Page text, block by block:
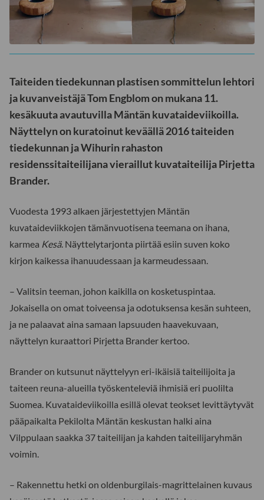
Taiteiden tiedekunnan plastisen sommittelun lehtori
ja kuvanveistäjä Tom Engblom on mukana 11.
kesäkuuta avautuvilla Mäntän kuvataideviikoilla.
Näyttelyn on kuratoinut keväällä 2016 taiteiden
tiedekunnan ja Wihurin rahaston
residenssitaiteilijana vieraillut kuvataiteilija Pirjetta
Brander.
Vuodesta 1993 alkaen järjestettyjen Mäntän
kuvataideviikkojen tämänvuotisena teemana on ihana,
karmea Kesä. Näyttelytarjonta piirtää esiin suven koko
kirjon kaikessa ihanuudessaan ja karmeudessaan.
– Valitsin teeman, johon kaikilla on kosketuspintaa.
Jokaisella on omat toiveensa ja odotuksensa kesän suhteen,
ja ne palaavat aina samaan lapsuuden haavekuvaan,
näyttelyn kuraattori Pirjetta Brander kertoo.
Brander on kutsunut näyttelyyn eri-ikäisiä taiteilijoita ja
taiteen reuna-alueilla työskenteleviä ihmisiä eri puolilta
Suomea. Kuvataideviikoilla esillä olevat teokset levittäytyvät
pääpaikalta Pekilolta Mäntän keskustan halki aina
Vilppulaan saakka 37 taiteilijan ja kahden taiteilijaryhmän
voimin.
– Rakennettu hetki on oldenburgilais-magrittelainen kuvaus